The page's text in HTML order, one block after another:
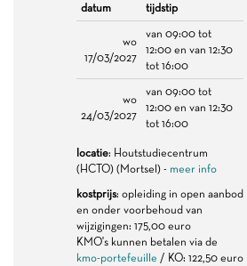
datum tijdstip
wo
17/03/2027
van 09:00 tot
12:00 en van 12:30
tot 16:00
wo
24/03/2027
van 09:00 tot
12:00 en van 12:30
tot 16:00
locatie: Houtstudiecentrum
(HCTO) (Mortsel) - meer info
kostprijs: opleiding in open aanbod
en onder voorbehoud van
wijzigingen: 175,00 euro
KMO's kunnen betalen via de
kmo-portefeuille / KO: 122,50 euro